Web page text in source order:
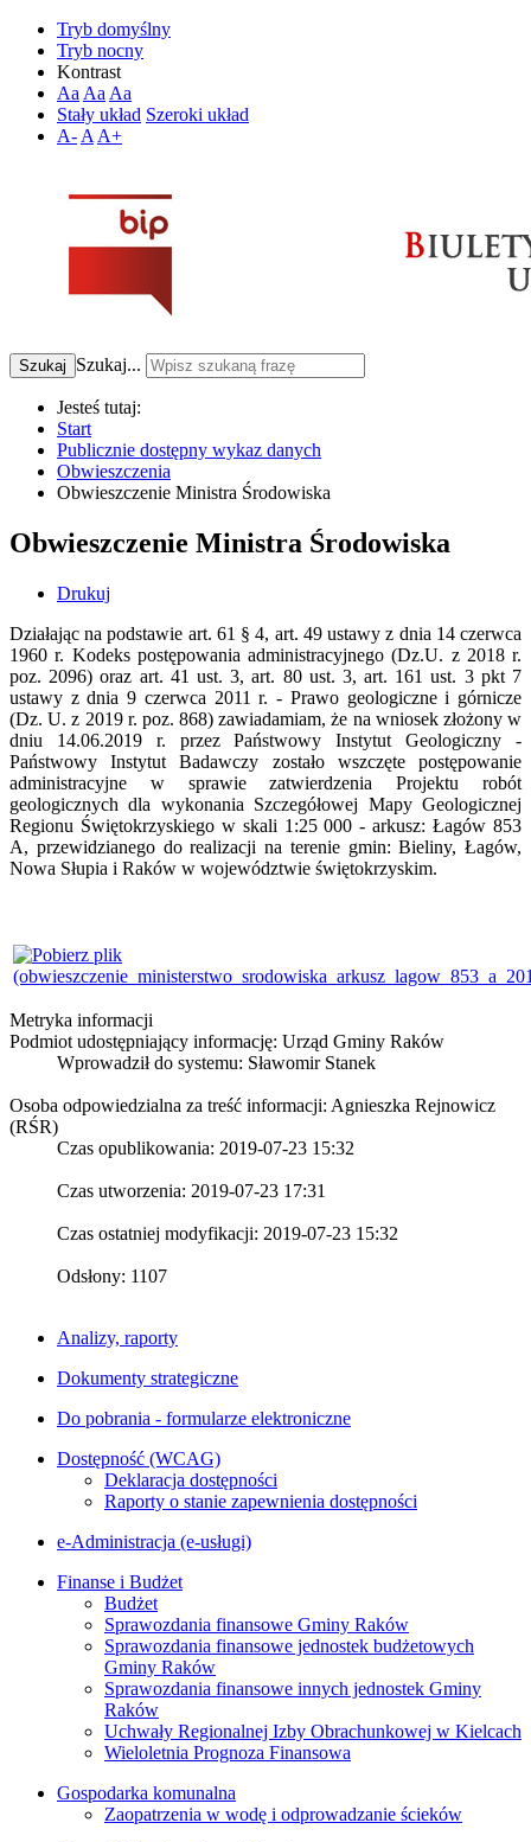
Tryb domyślny
Tryb nocny
Kontrast
Aa Aa Aa
Stały układ Szeroki układ
A- A A+
Szukaj Szukaj...
Jesteś tutaj:
Start
Publicznie dostępny wykaz danych
Obwieszczenia
Obwieszczenie Ministra Środowiska
Obwieszczenie Ministra Środowiska
Drukuj
Działając na podstawie art. 61 § 4, art. 49 ustawy z dnia 14 czerwca
1960 r. Kodeks postępowania administracyjnego (Dz.U. z 2018 r.
poz. 2096) oraz art. 41 ust. 3, art. 80 ust. 3, art. 161 ust. 3 pkt 7
ustawy z dnia 9 czerwca 2011 r. - Prawo geologiczne i górnicze
(Dz. U. z 2019 r. poz. 868) zawiadamiam, że na wniosek złożony w
dniu 14.06.2019 r. przez Państwowy Instytut Geologiczny -
Państwowy Instytut Badawczy zostało wszczęte postępowanie
administracyjne w sprawie zatwierdzenia Projektu robót
geologicznych dla wykonania Szczegółowej Mapy Geologicznej
Regionu Świętokrzyskiego w skali 1:25 000 - arkusz: Łagów 853
A, przewidzianego do realizacji na terenie gmin: Bieliny, Łagów,
Nowa Słupia i Raków w województwie świętokrzyskim.
Metryka informacji
Podmiot udostępniający informację: Urząd Gminy Raków
Wprowadził do systemu: Sławomir Stanek
Osoba odpowiedzialna za treść informacji: Agnieszka Rejnowicz
(RŚR)
Czas opublikowania: 2019-07-23 15:32
Czas utworzenia: 2019-07-23 17:31
Czas ostatniej modyfikacji: 2019-07-23 15:32
Odsłony: 1107
Analizy, raporty
Dokumenty strategiczne
Do pobrania - formularze elektroniczne
Dostępność (WCAG)
Deklaracja dostępności
Raporty o stanie zapewnienia dostępności
e-Administracja (e-usługi)
Finanse i Budżet
Budżet
Sprawozdania finansowe Gminy Raków
Sprawozdania finansowe jednostek budżetowych
Gminy Raków
Sprawozdania finansowe innych jednostek Gminy
Raków
Uchwały Regionalnej Izby Obrachunkowej w Kielcach
Wieloletnia Prognoza Finansowa
Gospodarka komunalna
Zaopatrzenia w wodę i odprowadzanie ścieków